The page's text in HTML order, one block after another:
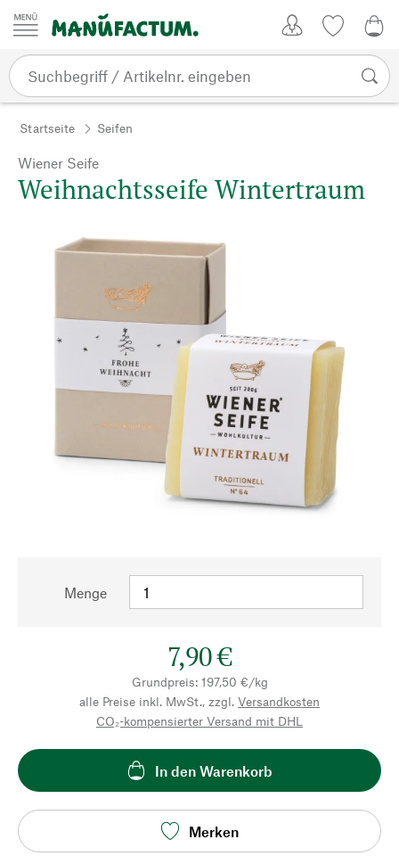
Zum Inhalt springen
Startseite Seifen
Wiener Seife
Weihnachtsseife Wintertraum
Menge
7,90 €
Grundpreis: 197,50 €/kg
alle Preise inkl. MwSt., zzgl. Versandkosten
CO₂-kompensierter Versand mit DHL
In den Warenkorb
Merken